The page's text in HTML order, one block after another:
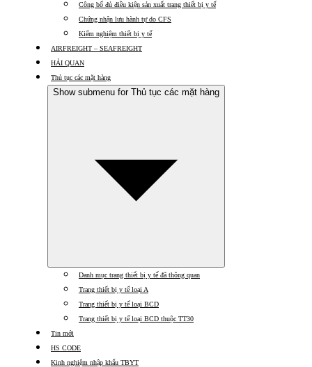
Công bố đủ điều kiện sản xuất trang thiết bị y tế
Chứng nhận lưu hành tự do CFS
Kiểm nghiệm thiết bị y tế
AIRFREIGHT – SEAFREIGHT
HẢI QUAN
Thủ tục các mặt hàng
Show submenu for Thủ tục các mặt hàng
Danh mục trang thiết bị y tế đã thông quan
Trang thiết bị y tế loại A
Trang thiết bị y tế loại BCD
Trang thiết bị y tế loại BCD thuộc TT30
Tin mới
HS CODE
Kinh nghiệm nhập khẩu TBYT